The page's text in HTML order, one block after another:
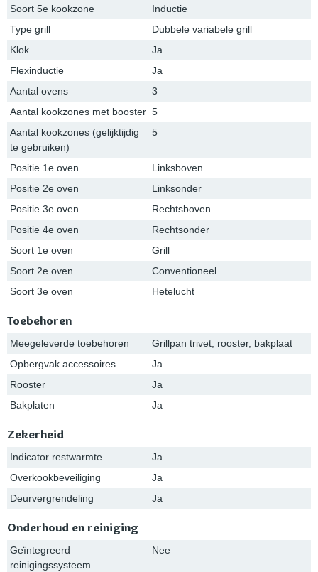
Soort 5e kookzone
Inductie
Type grill
Dubbele variabele grill
Klok
Ja
Flexinductie
Ja
Aantal ovens
3
Aantal kookzones met booster 5
Aantal kookzones (gelijktijdig
te gebruiken)
5
Positie 1e oven
Linksboven
Positie 2e oven
Linksonder
Positie 3e oven
Rechtsboven
Positie 4e oven
Rechtsonder
Soort 1e oven
Grill
Soort 2e oven
Conventioneel
Soort 3e oven
Hetelucht
Toebehoren
Meegeleverde toebehoren
Grillpan trivet, rooster, bakplaat
Opbergvak accessoires
Ja
Rooster
Ja
Bakplaten
Ja
Zekerheid
Indicator restwarmte
Ja
Overkookbeveiliging
Ja
Deurvergrendeling
Ja
Onderhoud en reiniging
Geïntegreerd
reinigingssysteem
Nee